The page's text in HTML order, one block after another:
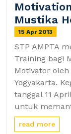
Mustika
15 Apr 2013
STP AMPTA
Training bagi
Motivator
Yogyakarta.
tanggal 11
untuk
read more